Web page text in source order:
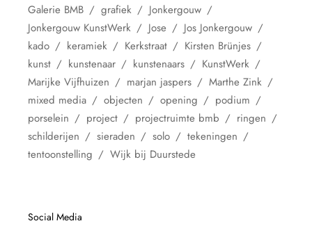
Galerie BMB
grafiek
Jonkergouw
Jonkergouw KunstWerk
Jose
Jos Jonkergouw
kado
keramiek Kerkstraat
Kirsten Brünjes
kunst
kunstenaar kunstenaars
KunstWerk
Marijke Vijfhuizen
marjan jaspers
Marthe Zink
mixed media
objecten opening
podium
porselein
project projectruimte bmb
ringen
schilderijen
sieraden solo
tekeningen
tentoonstelling
Wijk bij Duurstede
Social Media